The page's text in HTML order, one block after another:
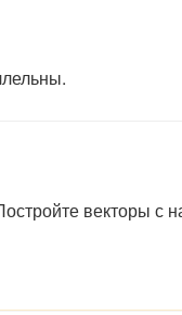
векторы с